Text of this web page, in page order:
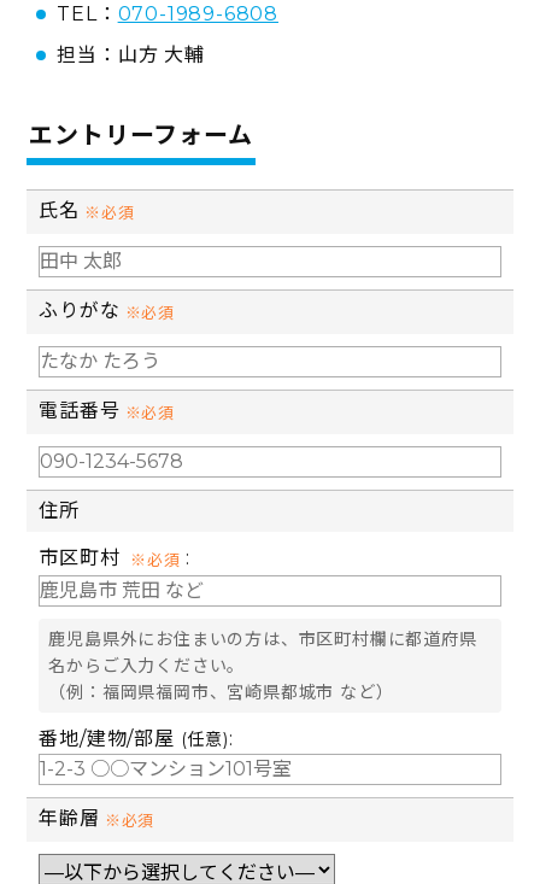
TEL： 070-1989-6808
担当：山方 大輔
エントリーフォーム
氏名 ※必須
ふりがな ※必須
電話番号 ※必須
住所
市区町村 ※必須 :
鹿児島県外にお住まいの方は、市区町村欄に都道府県
名からご入力ください。
（例：福岡県福岡市、宮崎県都城市 など）
番地/建物/部屋 (任意):
年齢層 ※必須